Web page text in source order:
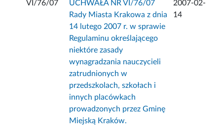
VI/76/07
UCHWAŁA NR VI/76/07
Rady Miasta Krakowa z dnia
14 lutego 2007 r. w sprawie
Regulaminu określającego
niektóre zasady
wynagradzania nauczycieli
zatrudnionych w
przedszkolach, szkołach i
innych placówkach
prowadzonych przez Gminę
Miejską Kraków.
2007-02-
14